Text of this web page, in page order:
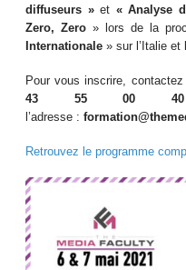
diffuseurs »et « Analyse
Zero, Zero » lors de la
Internationale » sur l’Italie et
Pour vous inscrire, contactez
43 55 00
l’adresse :
Retrouvez le programme